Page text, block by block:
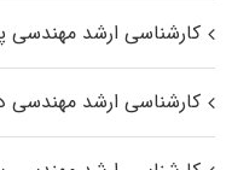
کارشناسی ارشد مهندسی
کارشناسی ارشد مهندسی